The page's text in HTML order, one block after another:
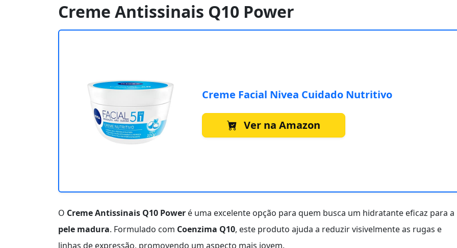
Creme Antissinais Q10 Power
Creme Facial Nivea Cuidado Nutritivo
Ver na Amazon
O Creme Antissinais Q10 Power é uma excelente opção para quem busca um hidratante eficaz para a
pele madura. Formulado com Coenzima Q10, este produto ajuda a reduzir visivelmente as rugas e
linhas de expressão, promovendo um aspecto mais jovem.